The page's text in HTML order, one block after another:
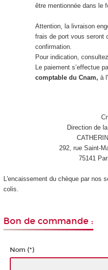
être mentionnée dans le
Attention, la livraison
frais de port vous seront
confirmation.
Pour indication,
Le paiement s’effectue
comptable du Cnam, à
Direction de
292, rue Saint-
75141
L'encaissement du chèque par nos
colis.
Bon de commande :
Nom (*)